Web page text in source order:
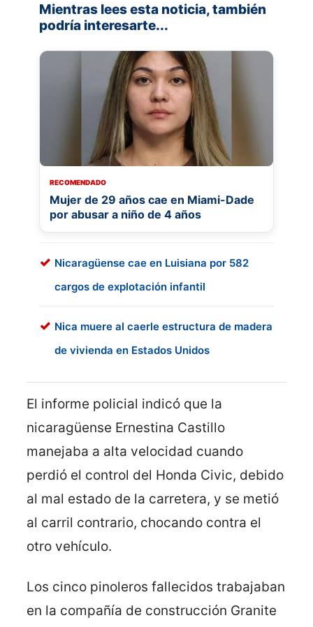
Mientras lees esta noticia, también
podría interesarte...
RECOMENDADO
Mujer de 29 años cae en Miami-Dade
por abusar a niño de 4 años
Nicaragüense cae en Luisiana por 582
cargos de explotación infantil
Nica muere al caerle estructura de madera
de vivienda en Estados Unidos
El informe policial indicó que la
nicaragüense Ernestina Castillo
manejaba a alta velocidad cuando
perdió el control del Honda Civic, debido
al mal estado de la carretera, y se metió
al carril contrario, chocando contra el
otro vehículo.
Los cinco pinoleros fallecidos trabajaban
en la compañía de construcción Granite